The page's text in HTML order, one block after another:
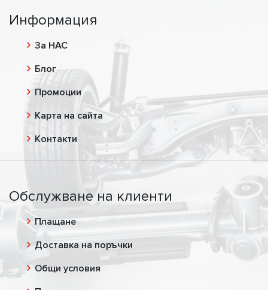
Информация
За НАС
Блог
Промоции
Карта на сайта
Контакти
Обслужване на клиенти
Плащане
Доставка на поръчки
Общи условия